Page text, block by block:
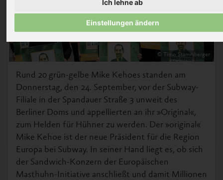
Ich lehne ab
Einstellungen ändern
© Timo Stammberger
Rund 20 grün-gelbe Mike Kehoes standen am
Donnerstag, den 24. September, vor der Subway-
Filiale in der Spandauer Straße 3 unweit des
Berliner Doms und appellierten an ihr »Original«,
zum Helden für Hühner zu werden. Der »original«
Mike Kehoe ist der neue Präsident für die Region
Europa bei Subway. In seiner Hand liegt es, ob sich
der Sandwich-Konzern der Europäischen
Masthuhn-Initiative anschließt und damit Millionen